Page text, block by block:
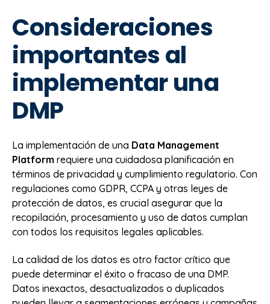
Consideraciones
importantes al
implementar una
DMP
La implementación de una Data Management
Platform requiere una cuidadosa planificación en
términos de privacidad y cumplimiento regulatorio. Con
regulaciones como GDPR, CCPA y otras leyes de
protección de datos, es crucial asegurar que la
recopilación, procesamiento y uso de datos cumplan
con todos los requisitos legales aplicables.
La calidad de los datos es otro factor crítico que
puede determinar el éxito o fracaso de una DMP.
Datos inexactos, desactualizados o duplicados